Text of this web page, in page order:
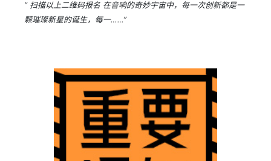
“ 扫描以上二维码报名 在音响的奇妙宇宙中，每一次创新都是一
颗璀璨新星的诞生，每一……”